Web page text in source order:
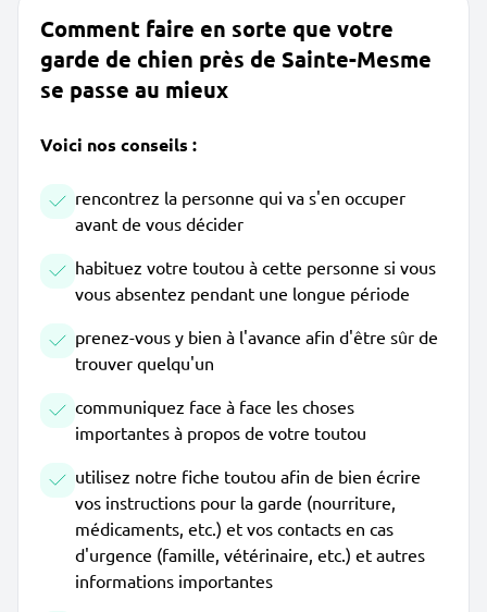
Comment faire en sorte que votre
garde de chien près de Sainte-Mesme
se passe au mieux
Voici nos conseils :
rencontrez la personne qui va s'en occuper
avant de vous décider
habituez votre toutou à cette personne si vous
vous absentez pendant une longue période
prenez-vous y bien à l'avance afin d'être sûr de
trouver quelqu'un
communiquez face à face les choses
importantes à propos de votre toutou
utilisez notre fiche toutou afin de bien écrire
vos instructions pour la garde (nourriture,
médicaments, etc.) et vos contacts en cas
d'urgence (famille, vétérinaire, etc.) et autres
informations importantes